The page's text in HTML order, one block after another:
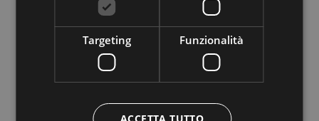
Per ulteriori informazionicontatta
Alpenpalace Luxury Hideaway & Spa
Targeting Funzionalità
ACCETTA TUTTO